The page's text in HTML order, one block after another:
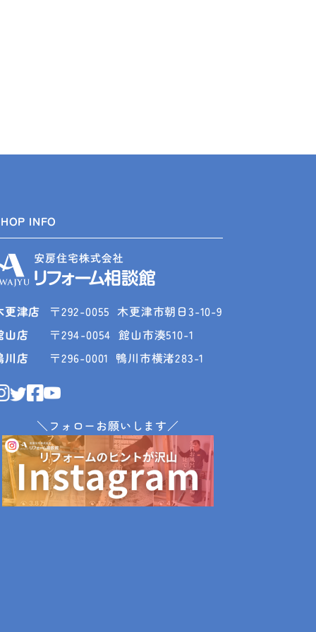
INFO
更津店 〒292-0055 木更津市朝日3-10-9
山店 〒294-0054 館山市湊510-1
川店 〒296-0001 鴨川市横渚283-1
＼フォローお願いします／